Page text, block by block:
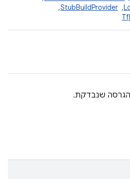
, ‏
StubBuildProvider
, ‏
הגרסה שנבדקת.